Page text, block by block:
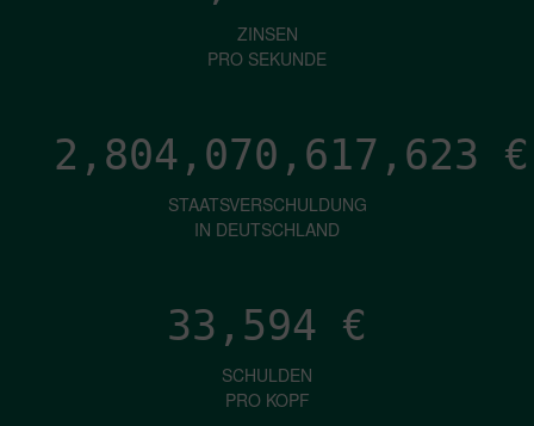
ZINSEN
PRO SEKUNDE
2,804,070,620,091 €
STAATSVERSCHULDUNG
IN DEUTSCHLAND
33,594 €
SCHULDEN
PRO KOPF